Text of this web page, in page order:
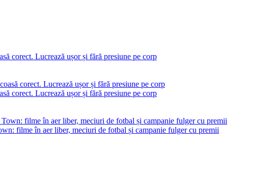
corect. Lucrează ușor și fără presiune pe corp
corect. Lucrează ușor și fără presiune pe corp
filme în aer liber, meciuri de fotbal și campanie fulger cu premii